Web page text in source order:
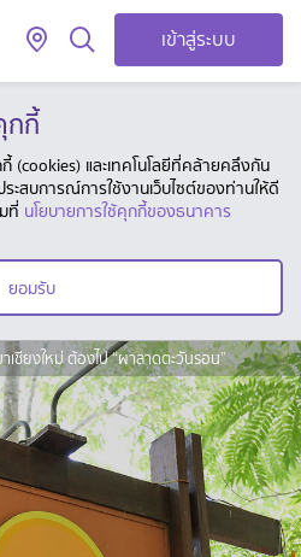
เข้าสู่ระบบ
กกี้
(cookies) และเทคโนโลยีที่คล้ายคลึงกัน
ะสบการณ์การใช้งานเว็บไซต์ของท่านให้ดี
ที่ นโยบายการใช้คุกกี้ของธนาคาร
ยอมรับ
ชียงใหม่ ต้องไป “ผาลาดตะวันรอน”